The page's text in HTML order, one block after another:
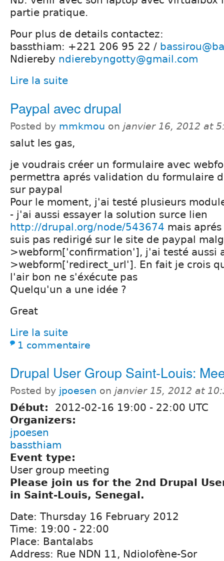
partie pratique.
Pour plus de details contactez:
bassthiam: +221 206 95 22 /
Ndiereby ndierebyngotty@gmail.com
Lire la suite
Paypal avec drupal
Posted by mmkmou on janvier 16, 2012 at
salut les gas,
je voudrais créer un formulaire avec
permettra aprés validation du formulaire
sur paypal
Pour le moment, j'ai testé plusieurs
- j'ai aussi essayer la solution surce lien
http://drupal.org/node/543674 mais
suis pas redirigé sur le site de paypal
>webform['confirmation'], j'ai testé aussi
>webform['redirect_url']. En fait je crois
l'air bon ne s'éxécute pas
Quelqu'un a une idée ?
Great
Lire la suite
1 commentaire
Drupal User Group Saint-Louis:
Posted by jpoesen on janvier 15, 2012 at
Début: 2012-02-16 19:00 - 22:00 UTC
Organizers:
jpoesen
bassthiam
Event type:
User group meeting
Please join us for the 2nd Drupal
in Saint-Louis, Senegal.
Date: Thursday 16 February 2012
Time: 19:00 - 22:00
Place: Bantalabs
Address: Rue NDN 11, Ndiolofène-Sor